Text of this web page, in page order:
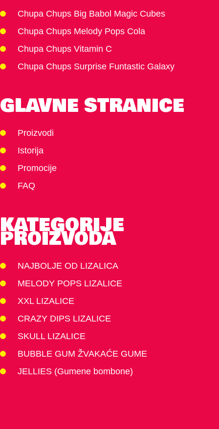
Chupa Chups Big Babol Magic Cubes
Chupa Chups Melody Pops Cola
Chupa Chups Vitamin C
Chupa Chups Surprise Funtastic Galaxy
GLAVNE STRANICE
Proizvodi
Istorija
Promocije
FAQ
KATEGORIJE
PROIZVODA
NAJBOLJE OD LIZALICA
MELODY POPS LIZALICE
XXL LIZALICE
CRAZY DIPS LIZALICE
SKULL LIZALICE
BUBBLE GUM ŽVAKAĆE GUME
JELLIES (Gumene bombone)